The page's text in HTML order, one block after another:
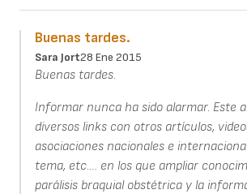
Buenas tardes.
Sara Jort28 Ene 2015
Buenas tardes.
Informar nunca ha sido alarmar. Este
diversos links con otros artículos,
asociaciones nacionales e
tema, etc.… en los que ampliar
parálisis braquial obstétrica y la